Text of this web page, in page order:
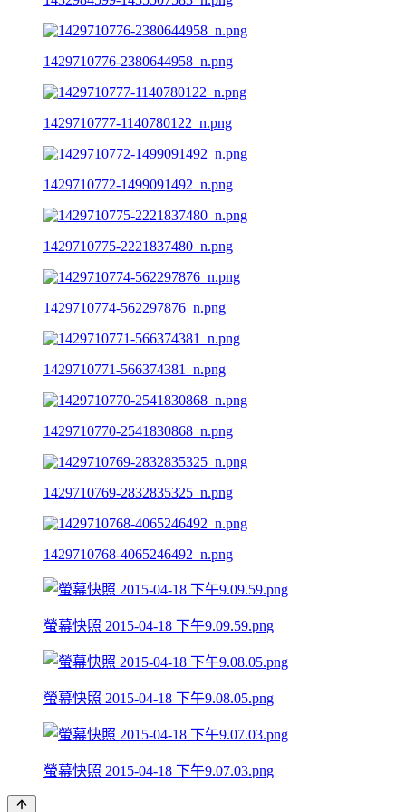
1429710776-2380644958_n.png
1429710777-1140780122_n.png
1429710772-1499091492_n.png
1429710775-2221837480_n.png
1429710774-562297876_n.png
1429710771-566374381_n.png
1429710770-2541830868_n.png
1429710769-2832835325_n.png
1429710768-4065246492_n.png
螢幕快照 2015-04-18 下午9.09.59.png
螢幕快照 2015-04-18 下午9.08.05.png
螢幕快照 2015-04-18 下午9.07.03.png